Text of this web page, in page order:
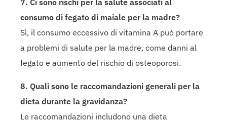
consumo di fegato di maiale per la madre?
Sì, il consumo eccessivo di vitamina A può portare
a problemi di salute per la madre, come danni al
fegato e aumento del rischio di osteoporosi.
8. Quali sono le raccomandazioni generali per la
dieta durante la gravidanza?
Le raccomandazioni includono una dieta